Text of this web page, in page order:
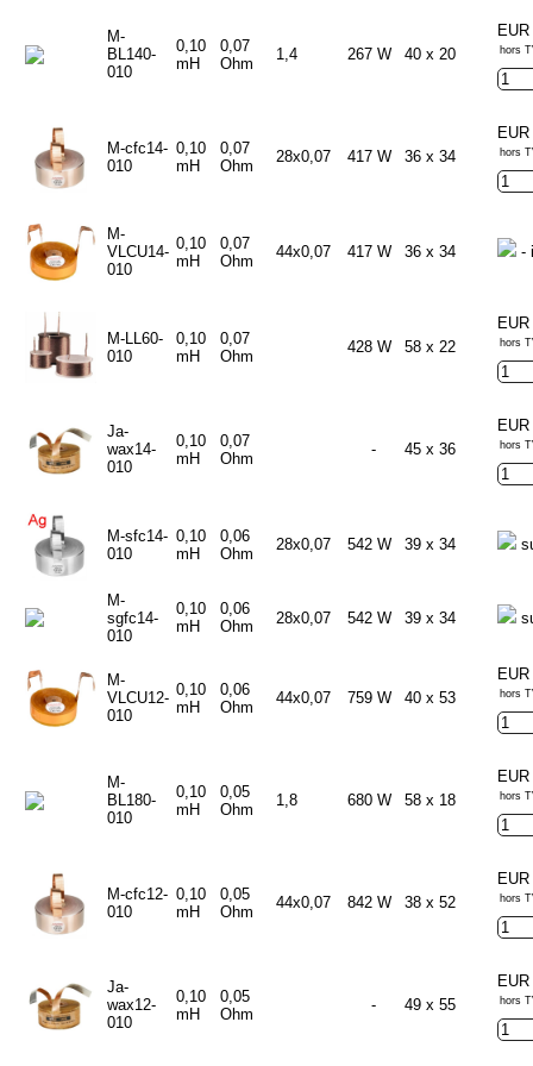
M-
BL140-
010
0,10
mH
0,07
Ohm
1,4 267 W 40 x 20 hors
M-cfc14-
010
0,10
mH
0,07
Ohm
28x0,07 417 W 36 x 34 hors
M-
VLCU14-
010
0,10
mH
0,07
Ohm
44x0,07 417 W 36 x 34 -
M-LL60-
010
0,10
mH
0,07
Ohm
428 W 58 x 22 hors
Ja-
wax14-
010
0,10
mH
0,07
Ohm
- 45 x 36 hors
M-sfc14-
010
0,10
mH
0,06
Ohm
28x0,07 542 W 39 x 34
M-
sgfc14-
010
0,10
mH
0,06
Ohm
28x0,07 542 W 39 x 34
M-
VLCU12-
010
0,10
mH
0,06
Ohm
44x0,07 759 W 40 x 53 hors
M-
BL180-
010
0,10
mH
0,05
Ohm
1,8 680 W 58 x 18 hors
M-cfc12-
010
0,10
mH
0,05
Ohm
44x0,07 842 W 38 x 52 hors
Ja-
wax12-
010
0,10
mH
0,05
Ohm
- 49 x 55 hors